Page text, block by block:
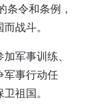
条令和条例，
战斗。
军事训练、
军事行动任
祖国。